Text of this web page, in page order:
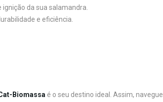
da sua salamandra.
e eficiência.
Biomassa é o seu destino ideal. Assim,